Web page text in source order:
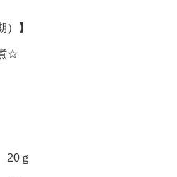
）】
☆
ｇ